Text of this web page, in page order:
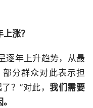
涨？
逐年上升趋势，从最
分群众对此表示担
？”对此，我们需要